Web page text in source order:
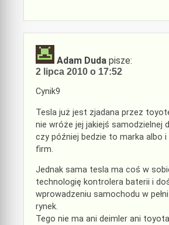
Adam Duda pisze:
2 lipca 2010 o 17:52
Cynik9
Tesla już jest zjadana przez
nie wróże jej jakiejś samodzielnej
czy później bedzie to marka albo
firm.
Jednak sama tesla ma coś w
technologię kontrolera baterii i
wprowadzeniu samochodu w
rynek.
Tego nie ma ani deimler ani toyota